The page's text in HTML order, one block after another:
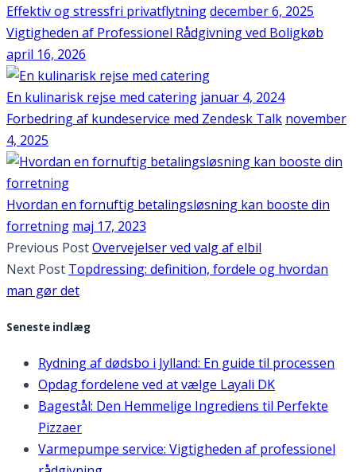
Effektiv og stressfri privatflytningdecember 6, 2025
Vigtigheden af Professionel Rådgivning ved Boligkøb
april 16, 2026
En kulinarisk rejse med catering januar 4, 2024
Forbedring af kundeservice med Zendesk Talk november
4, 2025
Hvordan en fornuftig betalingsløsning kan booste din
forretning maj 17, 2023
Previous PostOvervejelser ved valg af elbil
Next Post Topdressing: definition, fordele og hvordan
man gør det
Seneste indlæg
Rydning af dødsbo i Jylland: En guide til processen
Opdag fordelene ved at vælge Layali DK
Bagestål: Den Hemmelige Ingrediens til Perfekte
Pizzaer
Varmepumpe service: Vigtigheden af professionel